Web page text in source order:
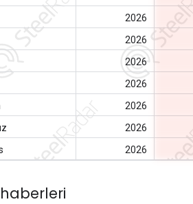
2026
2026
2026
2026
2026
2026
2026